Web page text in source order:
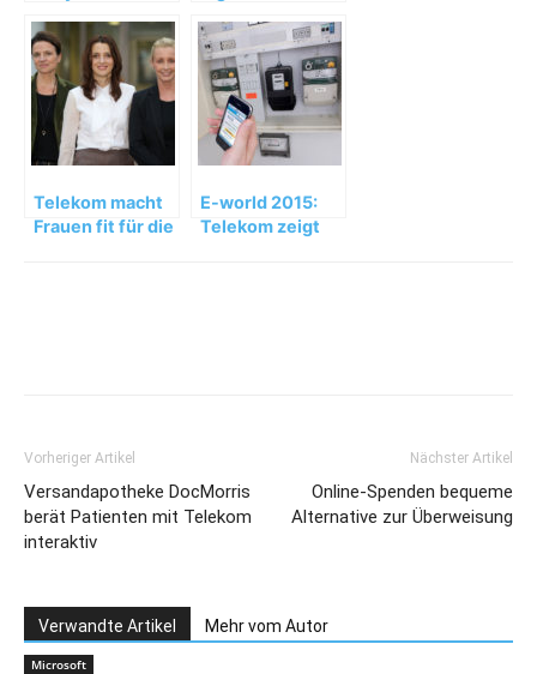
Cloud
Klebestreifen –
Warnsignal an
App
Telekom macht
Frauen fit für die
E-world 2015:
Telekom zeigt
Vorheriger Artikel
Versandapotheke DocMorris
berät Patienten mit Telekom
interaktiv
Nächster Artikel
Online-Spenden bequeme
Alternative zur Überweisung
Verwandte Artikel Mehr vom Autor
Microsoft